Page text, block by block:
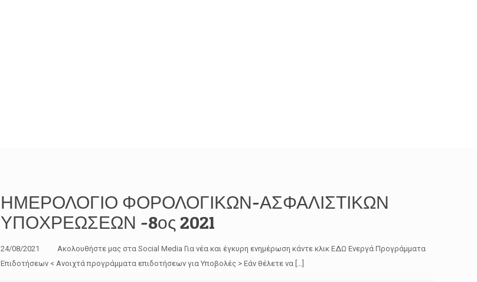
ΗΜΕΡΟΛΟΓΙΟ ΦΟΡΟΛΟΓΙΚΩΝ-ΑΣΦΑΛΙΣΤΙΚΩΝ
ΥΠΟΧΡΕΩΣΕΩΝ -8ος 2021
24/08/2021 Ακολουθήστε μας στα Social Media Για νέα και έγκυρη ενημέρωση κάντε κλικ ΕΔΩ Ενεργά Προγράμματα
Επιδοτήσεων < Ανοιχτά προγράμματα επιδοτήσεων για Υποβολές > Εάν θέλετε να[…]